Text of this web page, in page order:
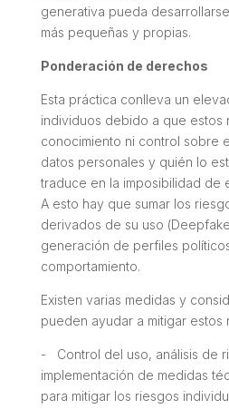
generativa pueda
más pequeñas y propias.
Ponderación de derechos
Esta práctica conlleva un
individuos debido a que estos
conocimiento ni control sobre
datos personales y quién lo
traduce en la imposibilidad de
A esto hay que sumar los
derivados de su uso (
generación de perfiles
comportamiento.
Existen varias medidas y
pueden ayudar a mitigar estos
- Control del uso, análisis de
implementación de medidas
para mitigar los riesgos